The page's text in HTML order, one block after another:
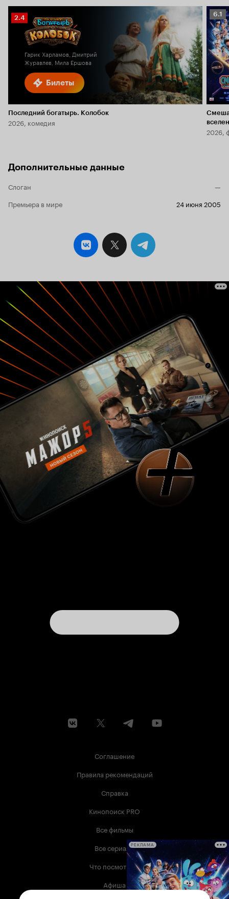
Билеты
Рейтинг
Кинопоиска
2.4
Гарик Харламов, Дмитрий
Журавлев, Мила Ершова
Последний богатырь. Колобок
2026, комедия
6.1
6.1
2026,
Дополнительные данные
Слоган
—
Премьера в мире
24 июня 2005
Соглашение
Правила рекомендаций
Справка
Кинопоиск PRO
Все фильмы
Все сериалы
Что посмотреть
Афиша
РЕКЛАМА